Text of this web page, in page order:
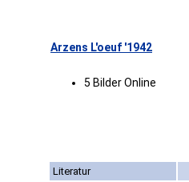
Arzens L'oeuf '1942
5 Bilder Online
Literatur